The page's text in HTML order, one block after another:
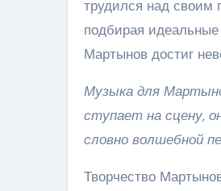
трудился над своим
подбирая
Мартынов достиг
Музыка для
ступает на сцену,
словно волшебной
Творчество